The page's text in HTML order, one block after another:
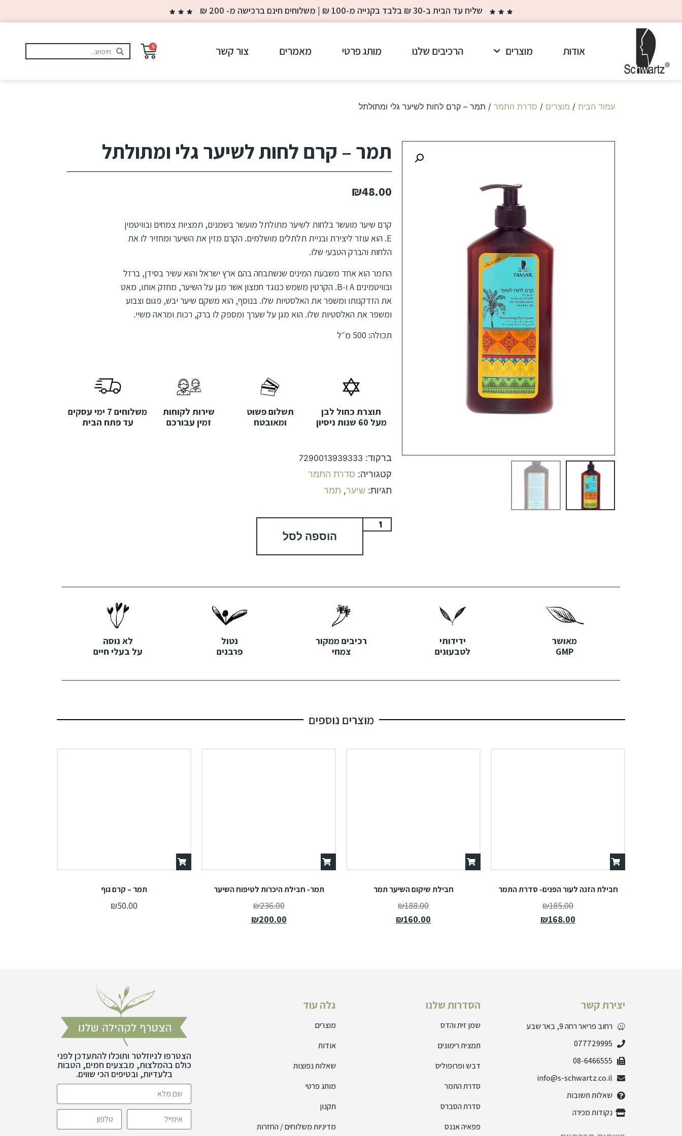
שליח עד הבית ב-30 ₪ בלבד בקנייה מ-100 ₪ | משלוחים חינם ברכישה מ- 200 ₪
אודות מוצרים הרכיבים שלנו מותג פרטי מאמרים צור קשר 0
עמוד הבית / מוצרים / סדרת התמר / תמר – קרם לחות לשיער גלי ומתולתל
תמר – קרם לחות לשיער גלי ומתולתל
₪48.00
קרם שיער מועשר בלחות לשיער מתולתל מועשר בשמנים, תמציות צמחים ובוויטמין
E. הוא עוזר ליצירת ובניית תלתלים מושלמים. הקרם מזין את השיער ומחזיר לו את
הלחות והברק הטבעי שלו.
התמר הוא אחד משבעת המינים שנשתבחה בהם ארץ ישראל והוא עשיר בסידן, ברזל
ובוויטמינים A ו-B. הקרטין משמש כנוגד חמצון אשר מגן על השיער, מחזק אותו, מאט
את הזדקנותו ומשפר את האלסטיות שלו. בנוסף, הוא משקם שיער יבש, פגום וצבוע
ומשפר את האלסטיות שלו. הוא מגן על שערך ומספק לו ברק, רכות ומראה משיי.
תכולה: 500 מ״ל
תוצרת כחול לבן
מעל 60 שנות ניסיון
תשלום פשוט
ומאובטח
שירות לקוחות
זמין עבורכם
משלוחים 7 ימי עסקים
עד פתח הבית
ברקוד: 7290013939333
קטגוריה: סדרת התמר
תגיות: שיער, תמר
הוספה לסל
מאושר
GMP
ידידותי
לטבעונים
רכיבים ממקור
צמחי
נטול
פרבנים
לא נוסה
על בעלי חיים
מוצרים נוספים
חבילת הזנה לעור הפנים- סדרת התמר
₪185.00
₪168.00
חבילת שיקום השיער תמר
₪188.00
₪160.00
תמר- חבילת היכרות לטיפוח השיער
₪236.00
₪200.00
תמר – קרם גוף
₪50.00
יצירת קשר
רחוב פריאר רחה 9, באר שבע
077729995
08-6466555
info@s-schwartz.co.il
שאלות תשובות
נקודות מכירה
הסדרות שלנו
שמן זית והדס
תמצית רימונים
דבש ופרופוליס
סדרת התמר
סדרת הסברס
פפאיה אננס
גלה עוד
מוצרים
אודות
שאלות נפוצות
מותג פרטי
תקנון
מדיניות משלוחים / החזרות
הצטרפו לניוזלטר ותוכלו להתעדכן לפני
כולם בהמלצות, מבצעים חמים, הטבות
בלעדיות, ובטיפים הכי שווים.